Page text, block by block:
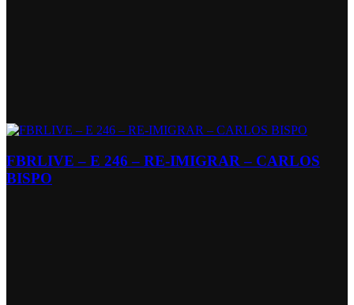
FBRLIVE – E 246 – RE-IMIGRAR – CARLOS
BISPO